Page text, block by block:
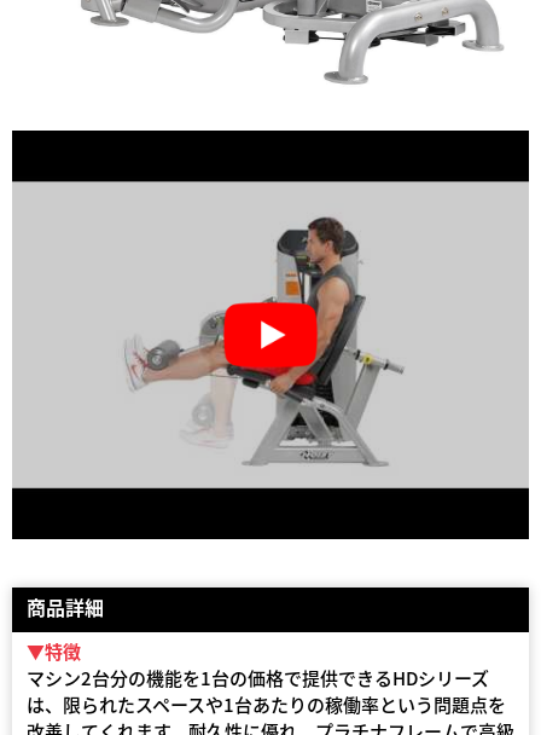
商品詳細
▼特徴
マシン2台分の機能を1台の価格で提供できるHDシリーズ
は、限られたスペースや1台あたりの稼働率という問題点を